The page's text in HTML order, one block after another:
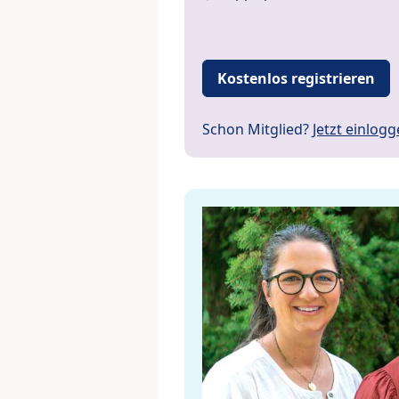
Kostenlos registrieren
Schon Mitglied? Jetzt